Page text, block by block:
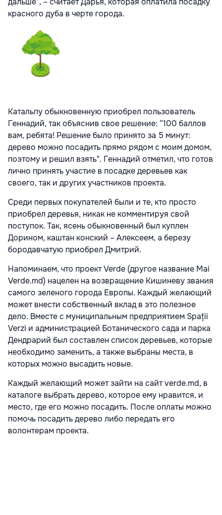
красного дуба в черте города.
Катальпу обыкновенную приобрел пользователь
Геннадий, так объяснив свое решение: “100 баллов
вам, ребята! Решение было принято за 5 минут:
дерево можно посадить прямо рядом с моим домом,
поэтому и решил взять". Геннадий отметил, что готов
лично принять участие в посадке деревьев как
своего, так и других участников проекта.
Среди первых покупателей были и те, кто просто
приобрел деревья, никак не комментируя свой
поступок. Так, ясень обыкновенный был куплен
Дорином, каштан конский – Алексеем, а березу
бородавчатую приобрел Дмитрий.
Напоминаем, что проект Verde (другое название Mai
Verde.md) нацелен на возвращение Кишиневу звания
самого зеленого города Европы. Каждый желающий
может внести собственный вклад в это полезное
дело. Вместе с муниципальным предприятием Spații
Verzi и администрацией Ботанического сада и парка
Дендрарий был составлен список деревьев, которые
необходимо заменить, а также выбраны места, в
которых можно высадить новые.
Каждый желающий может зайти на сайт verde.md, в
каталоге выбрать дерево, которое ему нравится, и
место, где его можно посадить. После оплаты можно
помочь посадить дерево либо передать его
волонтерам проекта.